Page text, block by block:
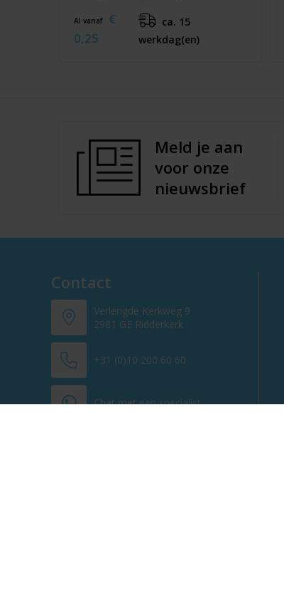
Al vanaf
€
0,25
ca. 15
werkdag(en)
Meld je aan
voor onze
nieuwsbrief
Contact
Verlengde Kerkweg 9
2981 GE Ridderkerk
+31 (0)10 200 60 60
Chat met een specialist